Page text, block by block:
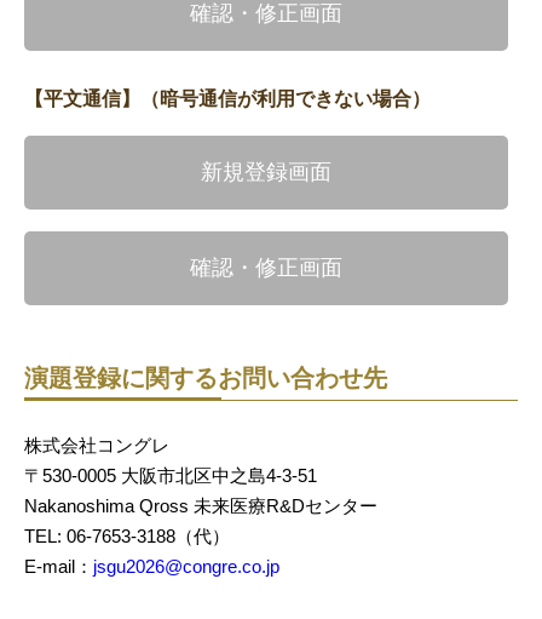
確認・修正画面
【平文通信】（暗号通信が利用できない場合）
新規登録画面
確認・修正画面
演題登録に関するお問い合わせ先
株式会社コングレ​
〒530-0005 大阪市北区中之島4-3-51​
Nakanoshima Qross 未来医療R&Dセンター​
TEL: 06-7653-3188（代）​
E-mail： jsgu2026@congre.co.jp